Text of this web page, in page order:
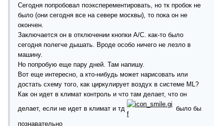
Сегодня попробовал поэксперементировать, но тк пробок не
было (они сегодня все на севере москвы), то пока он не
окончен.
Заключается он в отключении кнопки A/C. как-то было
сегодня полегче дышать. Вроде особо ничего не лезло в
машину.
Но попробую еще пару дней. Там напишу.
Вот еще интересно, а кто-нибудь может нарисовать или
достать схему того, как циркулирует воздух в системе ML?
Как он идет в климат контроль и что там делает, что он
делает, если не идет в климат и тд
было бы
познавательно